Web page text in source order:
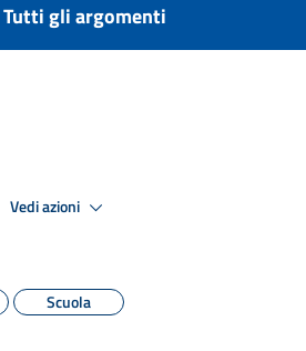
Tutti gli argomenti
Vedi azioni
Scuola